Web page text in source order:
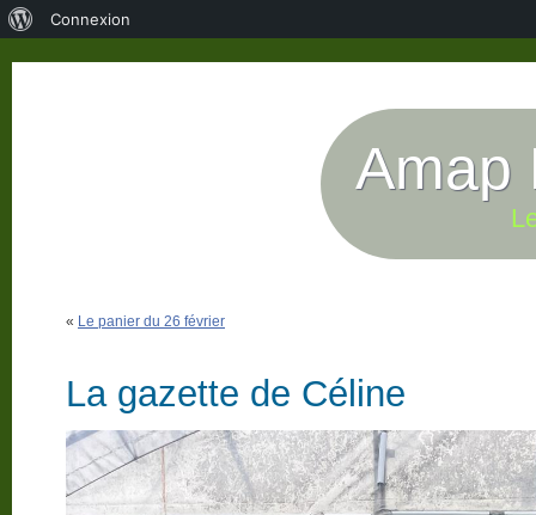
Amap
« Le panier du 26 février
La gazette de Céline
Connexion